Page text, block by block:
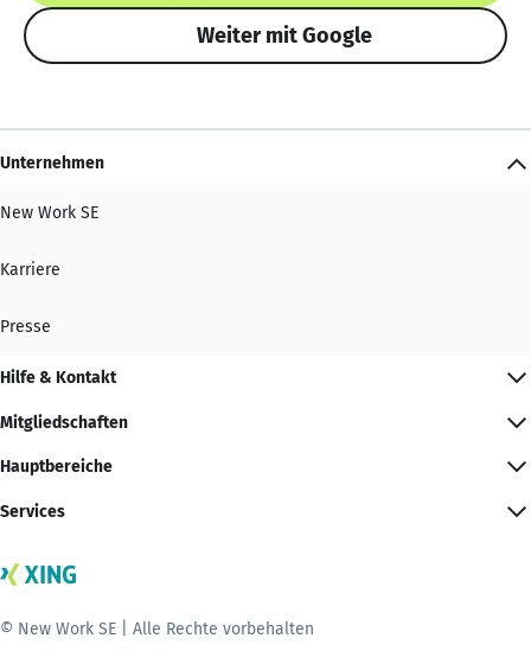
Weiter mit Google
Unternehmen
New Work SE
Karriere
Presse
Hilfe & Kontakt
Mitgliedschaften
Hauptbereiche
Services
© New Work SE | Alle Rechte vorbehalten